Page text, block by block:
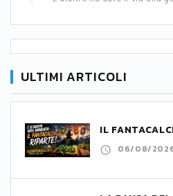
ULTIMI ARTICOLI
IL
06/08/